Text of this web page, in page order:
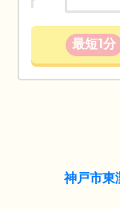
最短1分
神戸市東